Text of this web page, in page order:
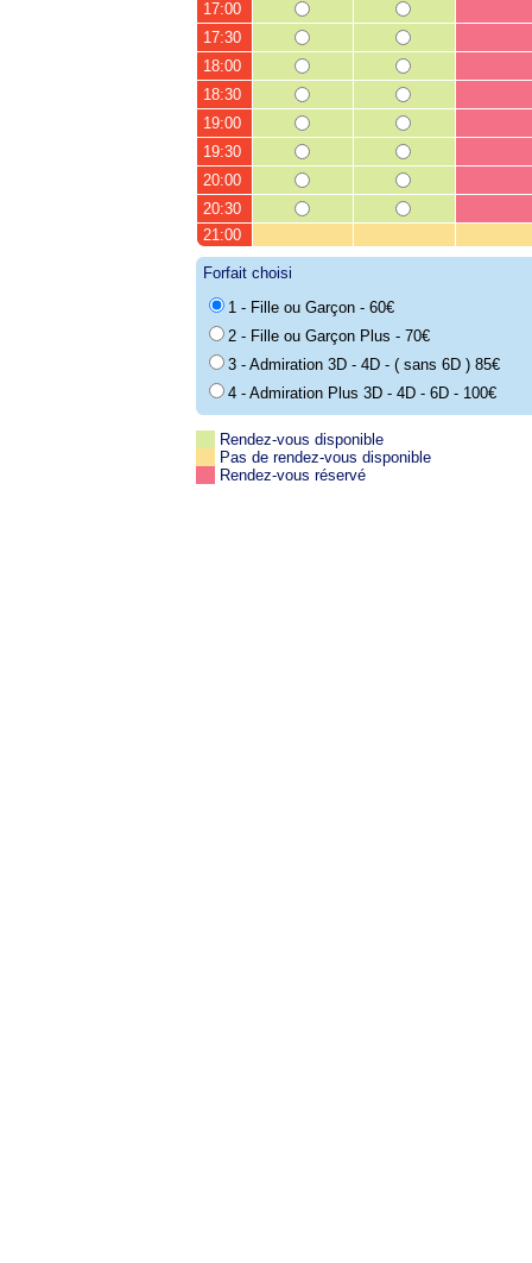
17:00
17:30
18:00
18:30
19:00
19:30
20:00
20:30
21:00
Forfait choisi
1 - Fille ou Garçon - 60€
2 - Fille ou Garçon Plus - 70€
3 - Admiration 3D - 4D - ( sans 6D ) 85€
4 - Admiration Plus 3D - 4D - 6D - 100€
Rendez-vous disponible
Pas de rendez-vous disponible
Rendez-vous réservé